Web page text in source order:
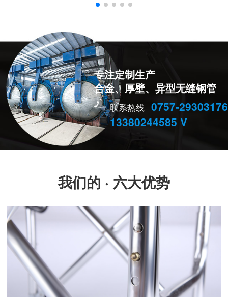
专注定制生产
合金、厚壁、异型无缝钢管
联系热线 0757-29303176
13380244585 V
我们的 · 六大优势